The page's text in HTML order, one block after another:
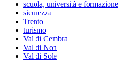
scuola, università e formazione
sicurezza
Trento
turismo
Val di Cembra
Val di Non
Val di Sole